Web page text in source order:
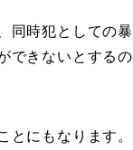
時犯としての
できないとする
にもなります。